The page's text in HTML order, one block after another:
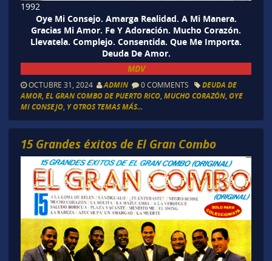
1992
Oye Mi Consejo. Amarga Realidad. A Mi Manera.
Gracias Mi Amor. Fe Y Adoración. Mucho Corazón.
Llevatela. Complejo. Consentida. Que Me Importa.
Deuda De Amor.
MDV
OCTUBRE 31, 2024 ADMIN 0 COMMENTS
DEUDA DE
AMOR, EL GRAN COMBO DE PUERTO RICO, MUCHO CORAZÓN, OYE
MI CONSEJO, Y OTROS TEMAS MÁS...
15 Grandes éxitos de El Gran Combo